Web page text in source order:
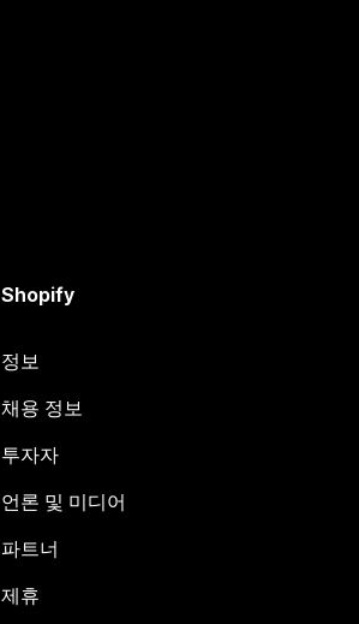
Shopify
정보
채용 정보
투자자
언론 및 미디어
파트너
제휴